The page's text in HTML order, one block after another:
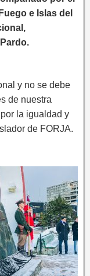
e Islas del
y no se debe
de nuestra
la igualdad y
de FORJA.